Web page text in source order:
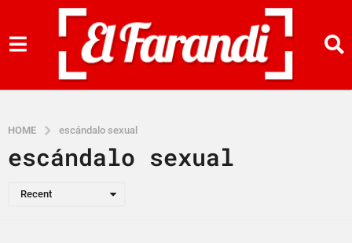
HOME escándalo sexual
escándalo sexual
Recent